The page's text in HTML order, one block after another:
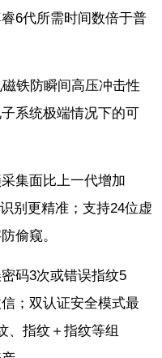
6代所需时间数倍于普
铁防瞬间高压冲击性
系统极端情况下的可
集面比上一代增加
别更精准；支持24位虚
偷窥。
码3次或错误指纹5
；双认证安全模式最
、指纹＋指纹等组